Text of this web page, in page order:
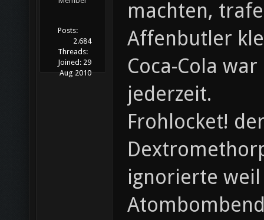
Posts:
2.684
Threads:
29
Joined:
Aug 2010
machten,
Affenbutler
Coca-Cola
jederzeit.
Frohlocket!
ignorierte